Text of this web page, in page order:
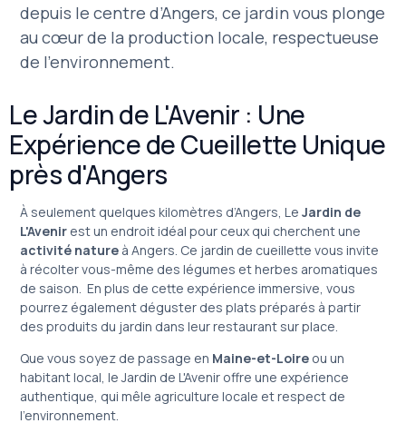
depuis le centre d’Angers, ce jardin vous plonge
au cœur de la production locale, respectueuse
de l’environnement.
Le Jardin de L'Avenir : Une
Expérience de Cueillette Unique
près d'Angers
À seulement quelques kilomètres d’Angers, Le Jardin de
L'Avenir est un endroit idéal pour ceux qui cherchent une
activité nature à Angers. Ce jardin de cueillette vous invite
à récolter vous-même des légumes et herbes aromatiques
de saison. En plus de cette expérience immersive, vous
pourrez également déguster des plats préparés à partir
des produits du jardin dans leur restaurant sur place.
Que vous soyez de passage en Maine-et-Loire ou un
habitant local, le Jardin de L'Avenir offre une expérience
authentique, qui mêle agriculture locale et respect de
l’environnement.